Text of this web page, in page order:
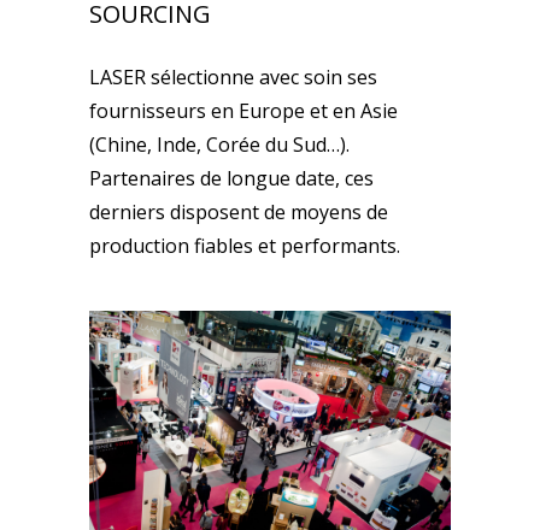
SOURCING
LASER sélectionne avec soin ses
fournisseurs en Europe et en Asie
(Chine, Inde, Corée du Sud…).
Partenaires de longue date, ces
derniers disposent de moyens de
production fiables et performants.